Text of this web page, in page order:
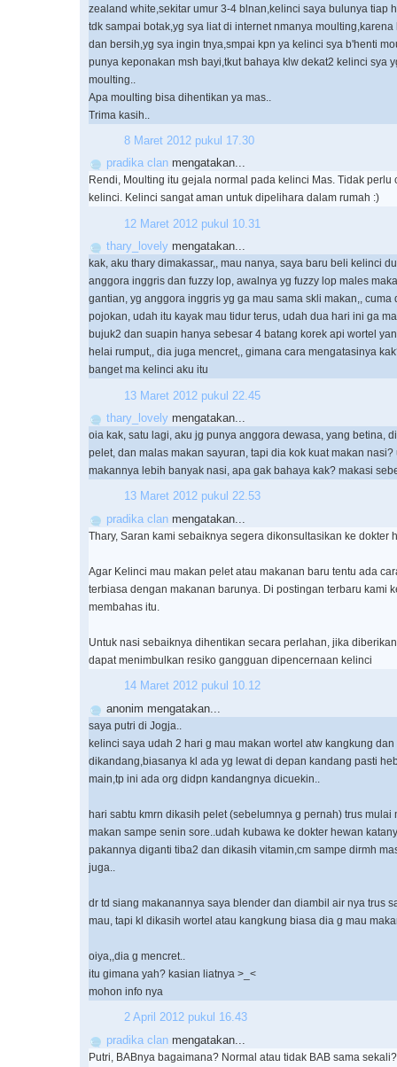
zealand white,sekitar umur 3-4 blnan,kelinci saya bulunya tiap
tdk sampai botak,yg sya liat di internet nmanya moulting,karena
dan bersih,yg sya ingin tnya,smpai kpn ya kelinci sya b'henti
punya keponakan msh bayi,tkut bahaya klw dekat2 kelinci sya
moulting..
Apa moulting bisa dihentikan ya mas..
Trima kasih..
8 Maret 2012 pukul 17.30
pradika clan mengatakan...
Rendi, Moulting itu gejala normal pada kelinci Mas. Tidak perlu
kelinci. Kelinci sangat aman untuk dipelihara dalam rumah :)
12 Maret 2012 pukul 10.31
thary_lovely mengatakan...
kak, aku thary dimakassar,, mau nanya, saya baru beli kelinci
anggora inggris dan fuzzy lop, awalnya yg fuzzy lop males
gantian, yg anggora inggris yg ga mau sama skli makan,, cuma
pojokan, udah itu kayak mau tidur terus, udah dua hari ini ga
bujuk2 dan suapin hanya sebesar 4 batang korek api wortel
helai rumput,, dia juga mencret,, gimana cara mengatasinya
banget ma kelinci aku itu
13 Maret 2012 pukul 22.45
thary_lovely mengatakan...
oia kak, satu lagi, aku jg punya anggora dewasa, yang betina,
pelet, dan malas makan sayuran, tapi dia kok kuat makan
makannya lebih banyak nasi, apa gak bahaya kak? makasi
13 Maret 2012 pukul 22.53
pradika clan mengatakan...
Thary, Saran kami sebaiknya segera dikonsultasikan ke dokter
Agar Kelinci mau makan pelet atau makanan baru tentu ada
terbiasa dengan makanan barunya. Di postingan terbaru kami
membahas itu.
Untuk nasi sebaiknya dihentikan secara perlahan, jika
dapat menimbulkan resiko gangguan dipencernaan kelinci
14 Maret 2012 pukul 10.12
anonim mengatakan...
saya putri di Jogja..
kelinci saya udah 2 hari g mau makan wortel atw kangkung
dikandang,biasanya kl ada yg lewat di depan kandang pasti
main,tp ini ada org didpn kandangnya dicuekin..
hari sabtu kmrn dikasih pelet (sebelumnya g pernah) trus mulai
makan sampe senin sore..udah kubawa ke dokter hewan
pakannya diganti tiba2 dan dikasih vitamin,cm sampe dirmh
juga..
dr td siang makanannya saya blender dan diambil air nya trus
mau, tapi kl dikasih wortel atau kangkung biasa dia g mau
oiya,,dia g mencret..
itu gimana yah? kasian liatnya >_<
mohon info nya
2 April 2012 pukul 16.43
pradika clan mengatakan...
Putri, BABnya bagaimana? Normal atau tidak BAB sama